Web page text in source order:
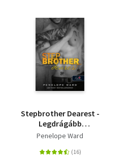
Stepbrother Dearest -
Legdrágább
mostohabátyám
Penelope Ward